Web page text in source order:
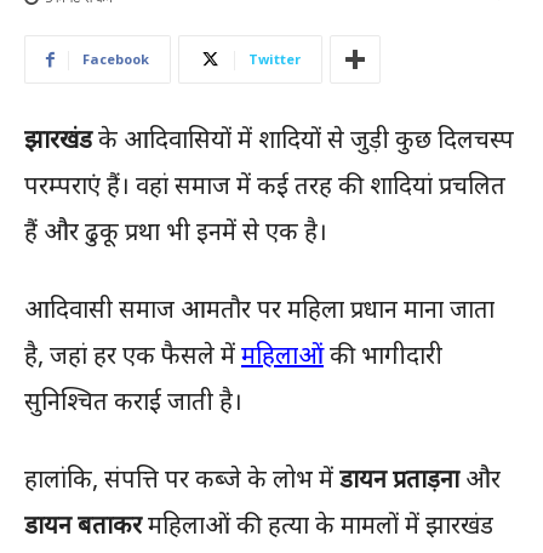
Facebook Twitter
झारखंडके आदिवासियों में शादियों से जुड़ी कुछ दिलचस्प
परम्पराएं हैं। वहां समाज में कई तरह की शादियां प्रचलित
हैं और ढुकू प्रथा भी इनमें से एक है।
आदिवासी समाज आमतौर पर महिला प्रधान माना जाता
है, जहां हर एक फैसले मेंमहिलाओंकी भागीदारी
सुनिश्चित कराई जाती है।
हालांकि, संपत्ति पर कब्जे के लोभ मेंडायन प्रताड़नाऔर
डायन बताकरमहिलाओं की हत्या के मामलों में झारखंड